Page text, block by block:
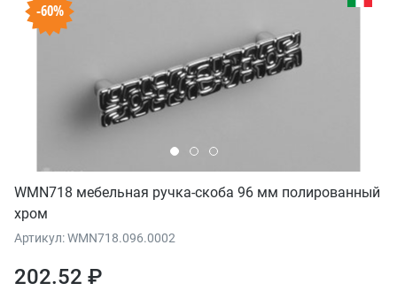
-60%
WMN718 мебельная ручка-скоба 96 мм полированный
хром
Артикул: WMN718.096.0002
202.52 ₽